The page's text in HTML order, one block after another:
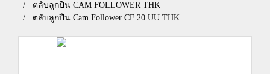
ตลับลูกปืน CAM FOLLOWER THK
ตลับลูกปืน Cam Follower CF 20 UU THK